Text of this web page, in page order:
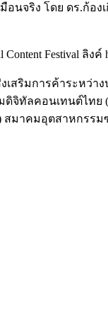
นจริง โดย ดร.ก้
Festival ลิงค์
สริมการค้าระห
ทัลคอนเทนต์ไท
สมาคมอุตสาหกรรม